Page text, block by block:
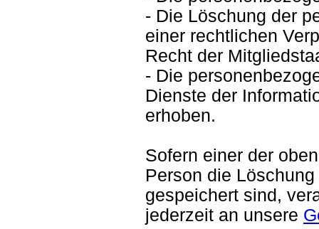
- Die Löschung der
einer rechtlichen
Recht der
- Die
Dienste der
erhoben.
Sofern einer der
Person die
gespeichert sind,
jederzeit an unsere